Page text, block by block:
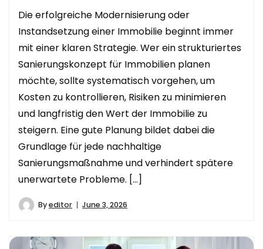
Die erfolgreiche Modernisierung oder
Instandsetzung einer Immobilie beginnt immer
mit einer klaren Strategie. Wer ein strukturiertes
Sanierungskonzept für Immobilien planen
möchte, sollte systematisch vorgehen, um
Kosten zu kontrollieren, Risiken zu minimieren
und langfristig den Wert der Immobilie zu
steigern. Eine gute Planung bildet dabei die
Grundlage für jede nachhaltige
Sanierungsmaßnahme und verhindert spätere
unerwartete Probleme. […]
Byeditor June 3, 2026